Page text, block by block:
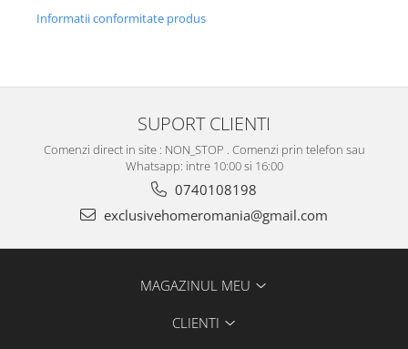
Informatii conformitate produs
SUPORT CLIENTI
Comenzi direct in site : NON_STOP . Comenzi prin telefon sau
Whatsapp: intre 10:00 si 16:00
0740108198
exclusivehomeromania@gmail.com
MAGAZINUL MEU
CLIENTI